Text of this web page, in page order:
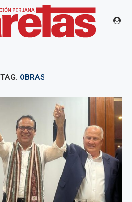
TAG: OBRAS